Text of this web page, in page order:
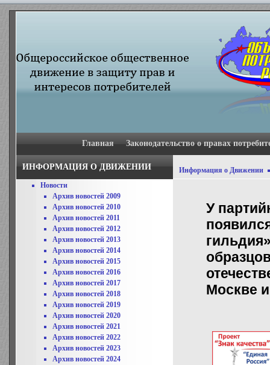
Главная Законодательство о правах
ИНФОРМАЦИЯ О ДВИЖЕНИИ
Новости
Архив новостей 2009
Архив новостей 2010
Архив новостей 2011
Архив новостей 2012
Архив новостей 2013
Архив новостей 2014
Архив новостей 2015
Архив новостей 2016
Архив новостей 2017
Архив новостей 2018
Архив новостей 2019
Архив новостей 2020
Архив новостей 2021
Архив новостей 2022
Архив новостей 2023
Архив новостей 2024
Информация о Движении
У
Москве